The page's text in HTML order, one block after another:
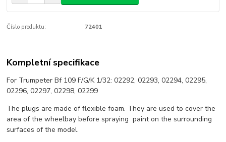
Číslo produktu: 72401
Kompletní specifikace
For Trumpeter Bf 109 F/G/K 1/32: 02292, 02293, 02294, 02295,
02296, 02297, 02298, 02299
The plugs are made of flexible foam. They are used to cover the
area of the wheelbay before spraying paint on the surrounding
surfaces of the model.